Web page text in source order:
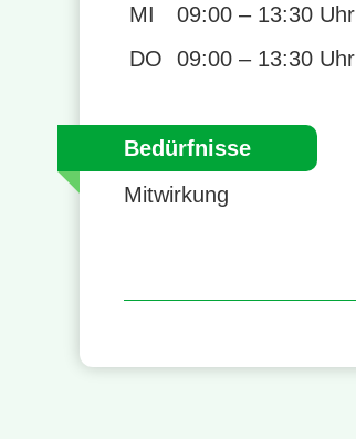
MI
09:00 – 13:30 Uhr
DO
09:00 – 13:30 Uhr
Bedürfnisse
Mitwirkung